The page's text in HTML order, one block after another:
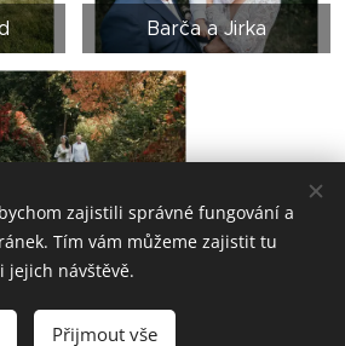
Barča a Jirka
Čablíková, 760 01 Zlín
zajistili správné fungování a
Tím vám můžeme zajistit tu
jejich návštěvě.
Přijmout vše